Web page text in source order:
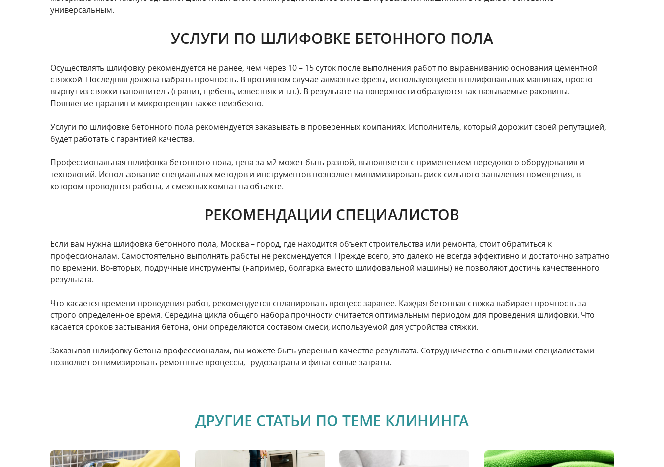
универсальным.
УСЛУГИ ПО ШЛИФОВКЕ БЕТОННОГО ПОЛА
Осуществлять шлифовку рекомендуется не ранее, чем через 10 – 15 суток после выполнения работ по выравниванию основания цементной
стяжкой. Последняя должна набрать прочность. В противном случае алмазные фрезы, использующиеся в шлифовальных машинах, просто
вырвут из стяжки наполнитель (гранит, щебень, известняк и т.п.). В результате на поверхности образуются так называемые раковины.
Появление царапин и микротрещин также неизбежно.
Услуги по шлифовке бетонного пола рекомендуется заказывать в проверенных компаниях. Исполнитель, который дорожит своей репутацией,
будет работать с гарантией качества.
Профессиональная шлифовка бетонного пола, цена за м2 может быть разной, выполняется с применением передового оборудования и
технологий. Использование специальных методов и инструментов позволяет минимизировать риск сильного запыления помещения, в
котором проводятся работы, и смежных комнат на объекте.
РЕКОМЕНДАЦИИ СПЕЦИАЛИСТОВ
Если вам нужна шлифовка бетонного пола, Москва – город, где находится объект строительства или ремонта, стоит обратиться к
профессионалам. Самостоятельно выполнять работы не рекомендуется. Прежде всего, это далеко не всегда эффективно и достаточно затратно
по времени. Во-вторых, подручные инструменты (например, болгарка вместо шлифовальной машины) не позволяют достичь качественного
результата.
Что касается времени проведения работ, рекомендуется спланировать процесс заранее. Каждая бетонная стяжка набирает прочность за
строго определенное время. Середина цикла общего набора прочности считается оптимальным периодом для проведения шлифовки. Что
касается сроков застывания бетона, они определяются составом смеси, используемой для устройства стяжки.
Заказывая шлифовку бетона профессионалам, вы можете быть уверены в качестве результата. Сотрудничество с опытными специалистами
позволяет оптимизировать ремонтные процессы, трудозатраты и финансовые затраты.
ДРУГИЕ СТАТЬИ ПО ТЕМЕ КЛИНИНГА